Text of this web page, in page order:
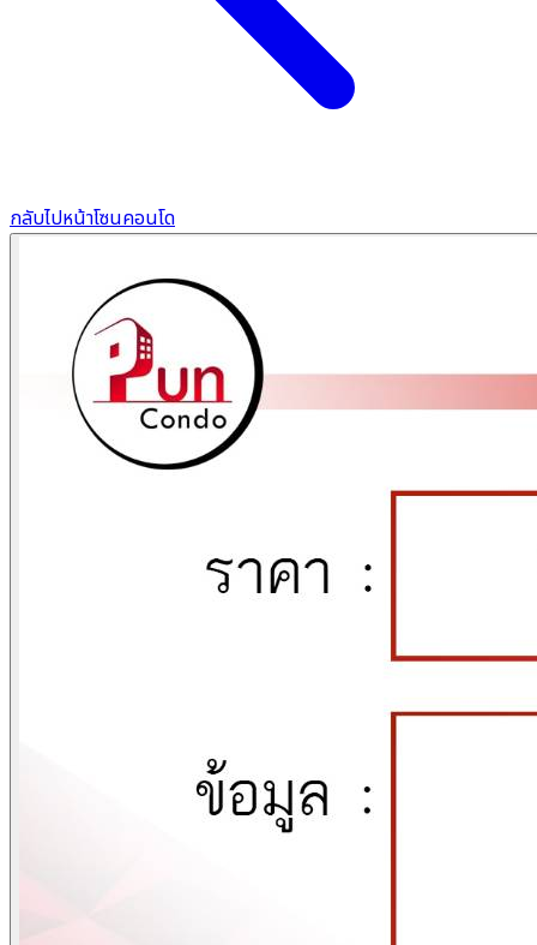
กลับไปหน้าโซนคอนโด